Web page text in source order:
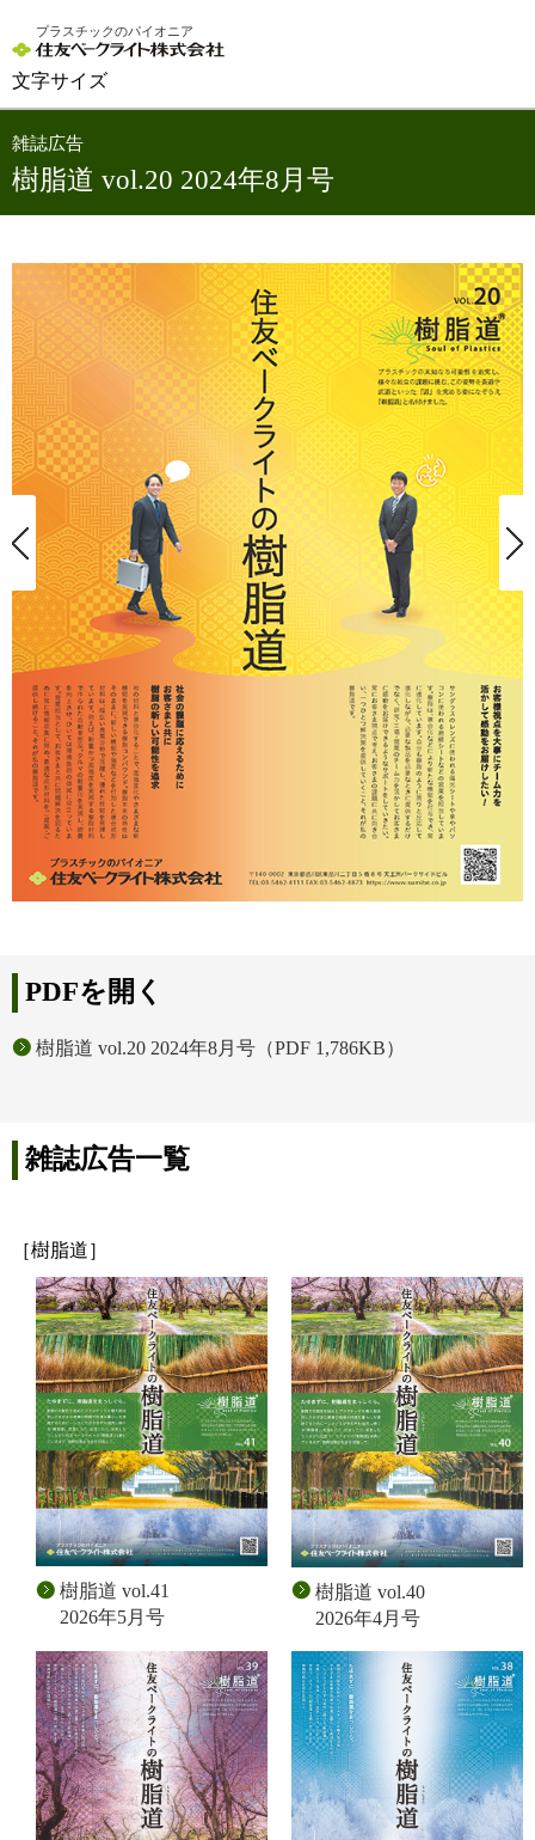
プラスチックのパイオニア
文字サイズ
雑誌広告
樹脂道 vol.20 2024年8月号
PDFを開く
樹脂道 vol.20 2024年8月号（PDF 1,786KB）
雑誌広告一覧
［樹脂道］
樹脂道 vol.41
2026年5月号
樹脂道 vol.40
2026年4月号